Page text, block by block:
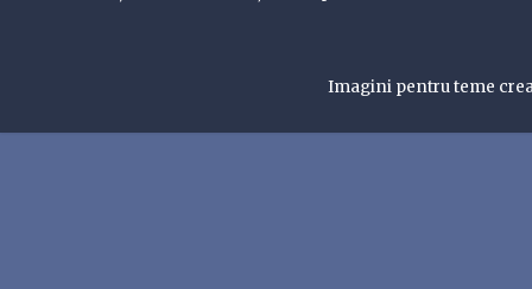
Imagini pentru teme